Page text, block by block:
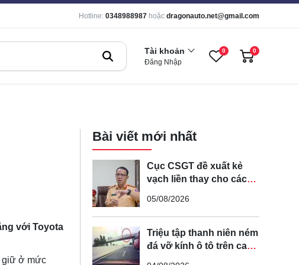
Hotline: 0348988987 hoặc dragonauto.net@gmail.com
Tài khoản
Đăng Nhập
0 0
với Toyota
giữ ở mức
Bài viết mới nhất
Cục CSGT đề xuất kẻ
vạch liền thay cho các
tuyến đường cong, cua,
đèo dốc để tránh tài xế
vượt ẩu
05/08/2026
Triệu tập thanh niên ném
đá vỡ kính ô tô trên cao